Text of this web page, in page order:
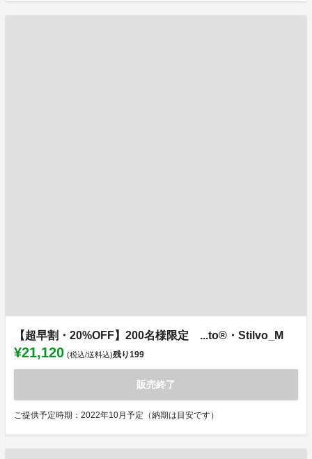
【超早割・20%OFF】200名様限定 ...to®・Stilvo_M
¥21,120 (税込/送料込)残り199
販売終了
ご提供予定時期：2022年10月予定（納期は目安です）